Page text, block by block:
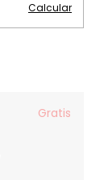
Calcular
Gratis